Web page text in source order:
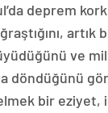
deprem
artık
ve
döndüğünü
bir eziyet,